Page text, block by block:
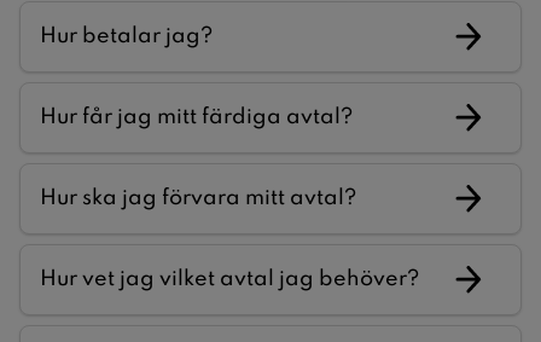
Hur betalar jag?
Hur får jag mitt färdiga avtal?
Hur ska jag förvara mitt avtal?
Hur vet jag vilket avtal jag behöver?